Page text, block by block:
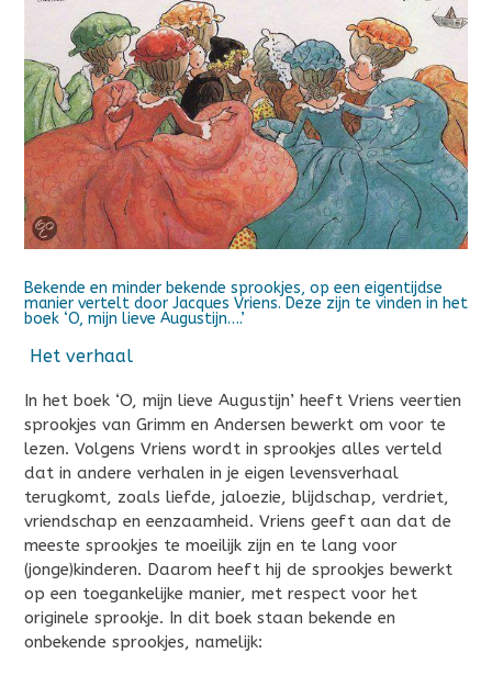
Bekende en minder bekende sprookjes, op een eigentijdse
manier vertelt door Jacques Vriens. Deze zijn te vinden in het
boek ‘O, mijn lieve Augustijn….’
Het verhaal
In het boek ‘O, mijn lieve Augustijn’ heeft Vriens veertien
sprookjes van Grimm en Andersen bewerkt om voor te
lezen. Volgens Vriens wordt in sprookjes alles verteld
dat in andere verhalen in je eigen levensverhaal
terugkomt, zoals liefde, jaloezie, blijdschap, verdriet,
vriendschap en eenzaamheid. Vriens geeft aan dat de
meeste sprookjes te moeilijk zijn en te lang voor
(jonge)kinderen. Daarom heeft hij de sprookjes bewerkt
op een toegankelijke manier, met respect voor het
originele sprookje. In dit boek staan bekende en
onbekende sprookjes, namelijk: